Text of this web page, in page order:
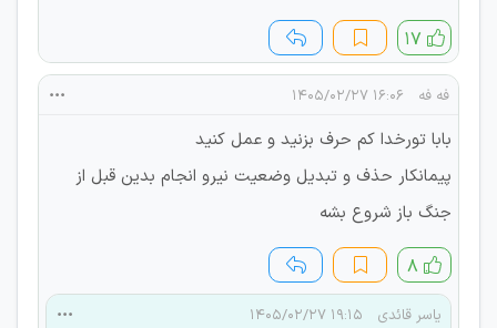
۱۷
فه فه ۱۶:۰۶ ۱۴۰۵/۰۲/۲۷
بابا تورخدا کم حرف بزنید و عمل کنید
پیمانکار حذف و تبدیل وضعیت نیرو انجام بدین قبل از
جنگ باز شروع بشه
۸
یاسر قائدی ۱۹:۱۵ ۱۴۰۵/۰۲/۲۷